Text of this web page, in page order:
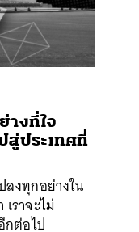
างที่ใจ
สู่ประเทศที่
ลงทุกอย่างใน
ราจะไม่
กต่อไป